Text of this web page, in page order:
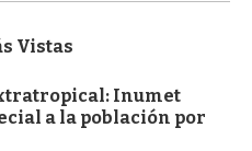
Vistas
Inumet
a la población por